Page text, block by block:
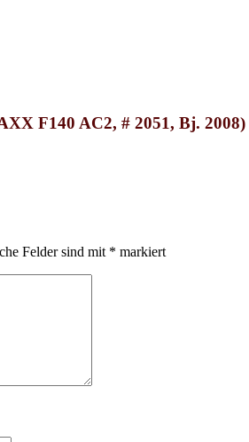
F140 AC2, # 2051, Bj. 2008)
Felder sind mit * markiert